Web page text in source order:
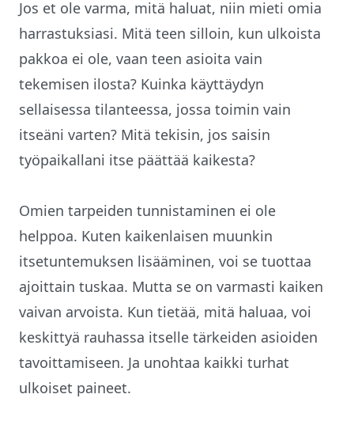
Jos et ole varma, mitä haluat, niin mieti omia
harrastuksiasi. Mitä teen silloin, kun ulkoista
pakkoa ei ole, vaan teen asioita vain
tekemisen ilosta? Kuinka käyttäydyn
sellaisessa tilanteessa, jossa toimin vain
itseäni varten? Mitä tekisin, jos saisin
työpaikallani itse päättää kaikesta?
Omien tarpeiden tunnistaminen ei ole
helppoa. Kuten kaikenlaisen muunkin
itsetuntemuksen lisääminen, voi se tuottaa
ajoittain tuskaa. Mutta se on varmasti kaiken
vaivan arvoista. Kun tietää, mitä haluaa, voi
keskittyä rauhassa itselle tärkeiden asioiden
tavoittamiseen. Ja unohtaa kaikki turhat
ulkoiset paineet.